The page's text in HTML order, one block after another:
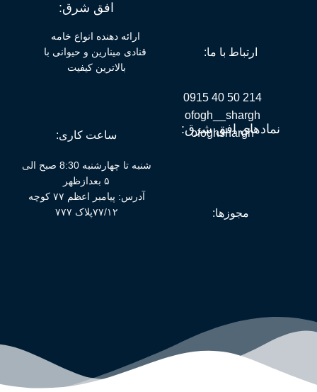
ارتباط با ما:
214 50 40 0915
ofogh__shargh
ofoghshargh
افق شرق:
ارائه دهنده انواع خامه
قنادی مینارین و حیوانی با
بالاترین کیفیت
نمادهای افق شرق: ساعت کاری:
شنبه تا چهارشنبه 8:30 صبح الی
۵ بعدازظهر
آدرس: پیامبر اعظم ۷۷ کوچه
۷۷/۱۲پلاک ۷۷۷
مجوزها: